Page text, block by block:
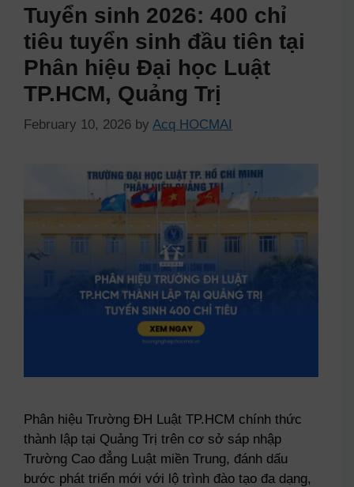
Tuyển sinh 2026: 400 chỉ
tiêu tuyển sinh đầu tiên tại
Phân hiệu Đại học Luật
TP.HCM, Quảng Trị
February 10, 2026 by Acq HOCMAI
Phân hiệu Trường ĐH Luật TP.HCM chính thức
thành lập tại Quảng Trị trên cơ sở sáp nhập
Trường Cao đẳng Luật miền Trung, đánh dấu
bước phát triển mới với lộ trình đào tạo đa dạng,